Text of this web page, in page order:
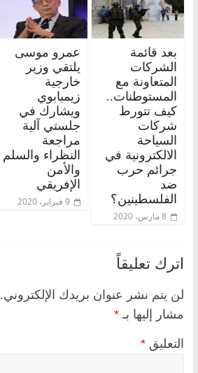
بعد قائمة
الشركات
المتعاونة مع
المستوطنات..
كيف تتورط
شركات
السياحة
الالكترونية في
جرائم حرب
ضد
الفلسطينين؟
8 مارس، 2020
عمرو موسى
يلتقي وزير
خارجية
زيمبابوي
ويشارك في
جلستي آلية
مراجعة
النظراء والسلم
والأمن
الإفريقي
9 فبراير، 2020
اترك تعليقاً
لن يتم نشر عنوان بريدك الإلكتروني.
مشار إليها بـ *
التعليق *